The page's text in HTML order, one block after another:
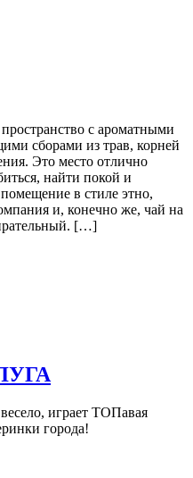
с ароматными
сборами из трав, корней
Это место отлично
найти покой и
в стиле этно,
и, конечно же, чай на
[…]
играет ТОПавая
города!